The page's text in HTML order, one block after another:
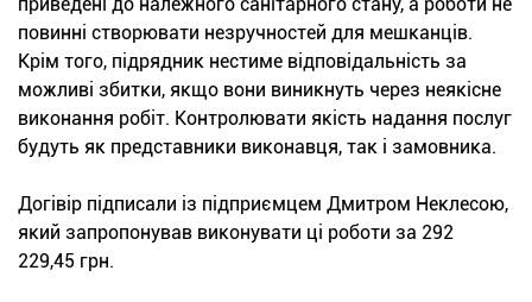
повинні створювати незручностей для мешканців.
Крім того, підрядник нестиме відповідальність за
можливі збитки, якщо вони виникнуть через неякісне
виконання робіт. Контролювати якість надання послуг
будуть як представники виконавця, так і замовника.
Догівір підписали із підприємцем Дмитром Неклесою,
який запропонував виконувати ці роботи за 292
229,45 грн.